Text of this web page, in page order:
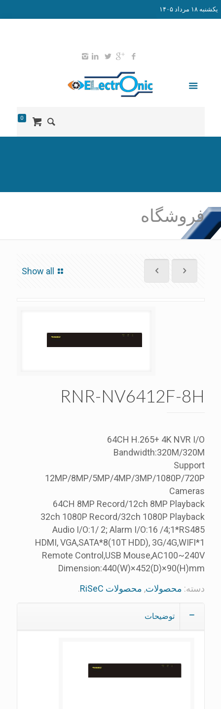
يكشنبه ۱۸ مرداد ۱۴۰۵
0
فروشگاه
Show all
RNR-NV6412F-8H
64CH H.265+ 4K NVR I/O
Bandwidth:320M/320M
Support
12MP/8MP/5MP/4MP/3MP/1080P/720P
Cameras
64CH 8MP Record/12ch 8MP Playback
32ch 1080P Record/32ch 1080P Playback
Audio I/O:1/ 2; Alarm I/O:16 /4;1*RS485
1*HDMI, VGA,SATA*8(10T HDD), 3G/4G,WIFI
Remote Control,USB Mouse,AC100~240V
Dimension:440(W)×452(D)×90(H)mm
دسته: محصولات, محصولات RiSeC .
توضیحات